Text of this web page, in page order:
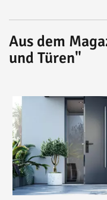
Aus dem
und Türen"